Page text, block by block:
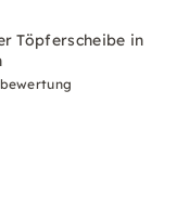
Töpferscheibe in